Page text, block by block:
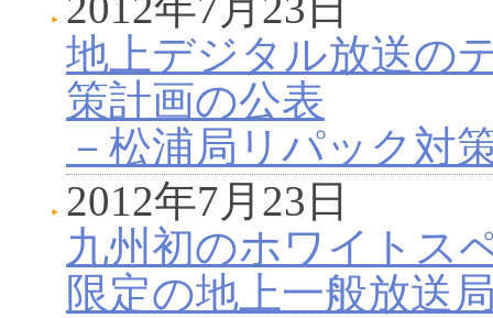
地上デジタル放送の
策計画の公表
－松浦局リパック対
2012年7月23日
九州初のホワイトス
限定の地上一般放送